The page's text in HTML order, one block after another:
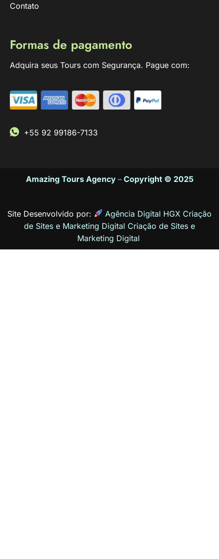
Contato
Formas de pagamento
Adquira seus Tours com Segurança. Pague com:
+55 92 99186-7133
Amazing Tours Agency– Copyright © 2025
Site Desenvolvido por:
Agência Digital HGX Criação
de Sites e Marketing Digital Criação de Sites e
Marketing Digital